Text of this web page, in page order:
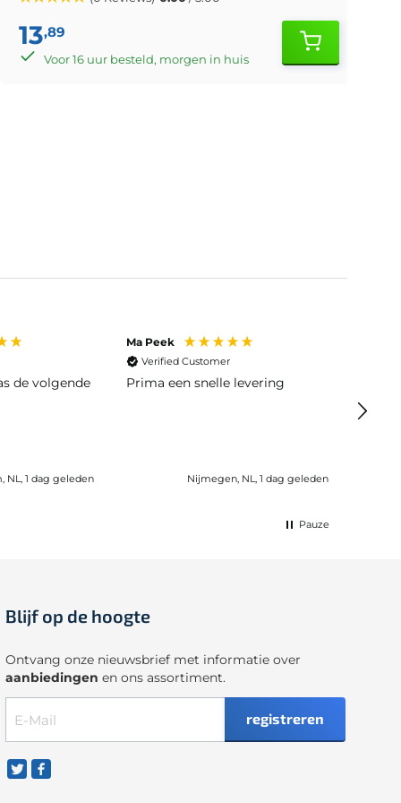
13,89
Voor 16 uur besteld, morgen in huis
de volgende
NL, 1 dag geleden
Ma Peek
Verified Customer
Prima een snelle levering
Nijmegen, NL, 1 dag geleden
Pauze
Blijf op de hoogte
Ontvang onze nieuwsbrief met informatie over
aanbiedingen en ons assortiment.
registreren